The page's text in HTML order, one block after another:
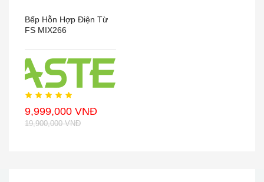
Bếp Hỗn Hợp Điện Từ
FS MIX266
9,999,000 VNĐ
19,900,000 VNĐ